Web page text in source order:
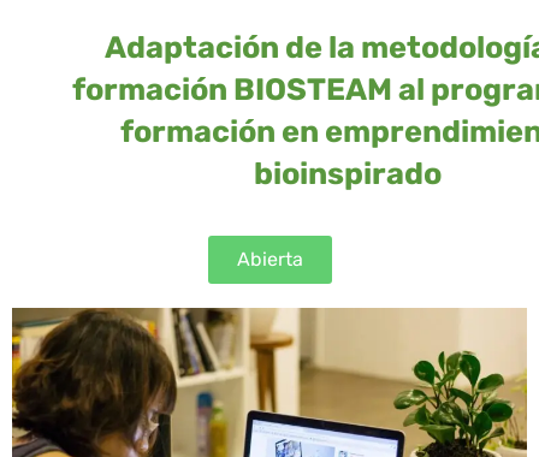
Adaptación de la
formación BIOSTEAM al
formación en
bioinspirado
Abierta